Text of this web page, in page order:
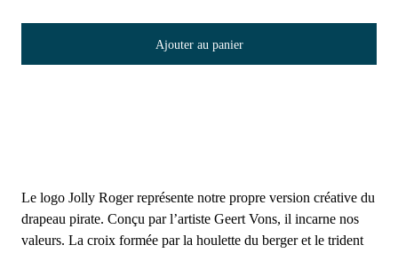
Ajouter au panier
Le logo Jolly Roger représente notre propre version créative du
drapeau pirate. Conçu par l’artiste Geert Vons, il incarne nos
valeurs. La croix formée par la houlette du berger et le trident